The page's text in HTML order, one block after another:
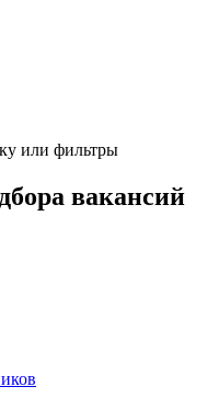
или фильтры
вакансий